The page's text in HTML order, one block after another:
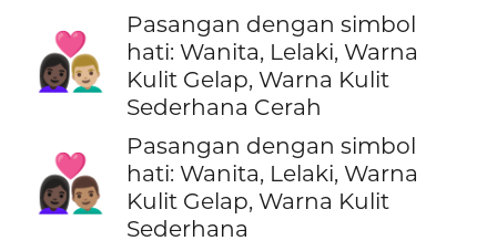
👩🏿‍❤️‍👨🏼
Pasangan dengan simbol
hati: Wanita, Lelaki, Warna
Kulit Gelap, Warna Kulit
Sederhana Cerah
👩🏿‍❤️‍👨🏽
Pasangan dengan simbol
hati: Wanita, Lelaki, Warna
Kulit Gelap, Warna Kulit
Sederhana